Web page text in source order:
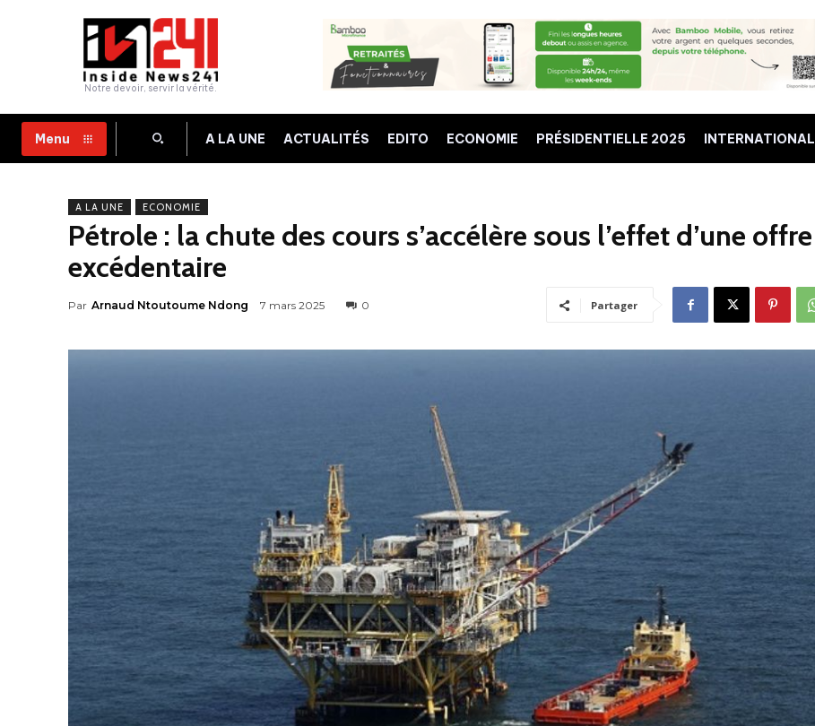
Notre devoir, servir la vérité.
Menu A LA UNE ACTUALITÉS EDITO ECONOMIE PRÉSIDENTIELLE 2025 INTERNATIONAL
A LA UNE ECONOMIE
Pétrole : la chute des cours s’accélère sous l’effet d’une offre
excédentaire
Par Arnaud Ntoutoume Ndong 7 mars 2025 0 Partager